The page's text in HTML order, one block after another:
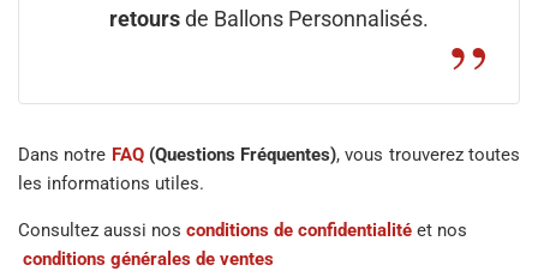
retoursde Ballons Personnalisés.
Dans notre FAQ (Questions Fréquentes), vous trouverez toutes
les informations utiles.
Consultez aussi nos conditions de confidentialité et nos
conditions générales de ventes